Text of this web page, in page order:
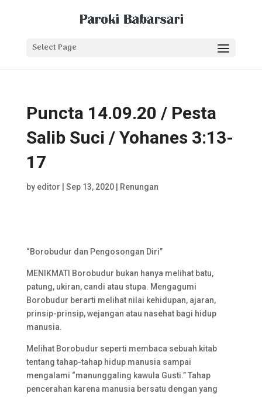
Select Page
Puncta 14.09.20 / Pesta
Salib Suci / Yohanes 3:13-
17
by editor Sep 13, 2020| Renungan
“Borobudur dan Pengosongan Diri”
MENIKMATI Borobudur bukan hanya melihat batu,
patung, ukiran, candi atau stupa. Mengagumi
Borobudur berarti melihat nilai kehidupan, ajaran,
prinsip-prinsip, wejangan atau nasehat bagi hidup
manusia.
Melihat Borobudur seperti membaca sebuah kitab
tentang tahap-tahap hidup manusia sampai
mengalami “manunggaling kawula Gusti.” Tahap
pencerahan karena manusia bersatu dengan yang